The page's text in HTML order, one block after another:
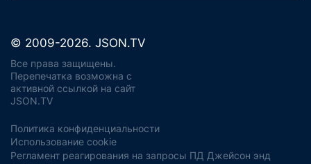
© 2009-2026. JSON.TV
Все права защищены.
Перепечатка возможна с
активной ссылкой на сайт
JSON.TV
Политика конфиденциальности
Использование cookie
Регламент реагирования на запросы ПД Джейсон энд